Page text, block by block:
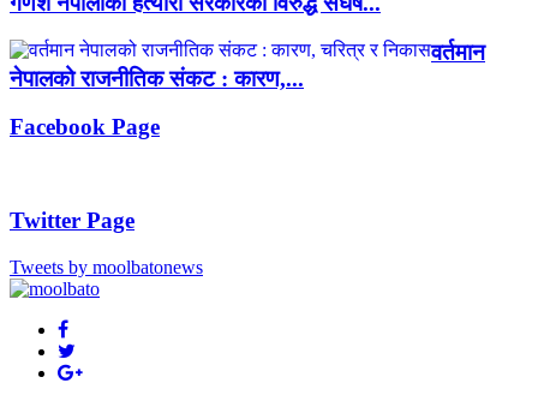
वर्तमान
नेपालको राजनीतिक संकट : कारण,...
Facebook Page
Twitter Page
Tweets by moolbatonews